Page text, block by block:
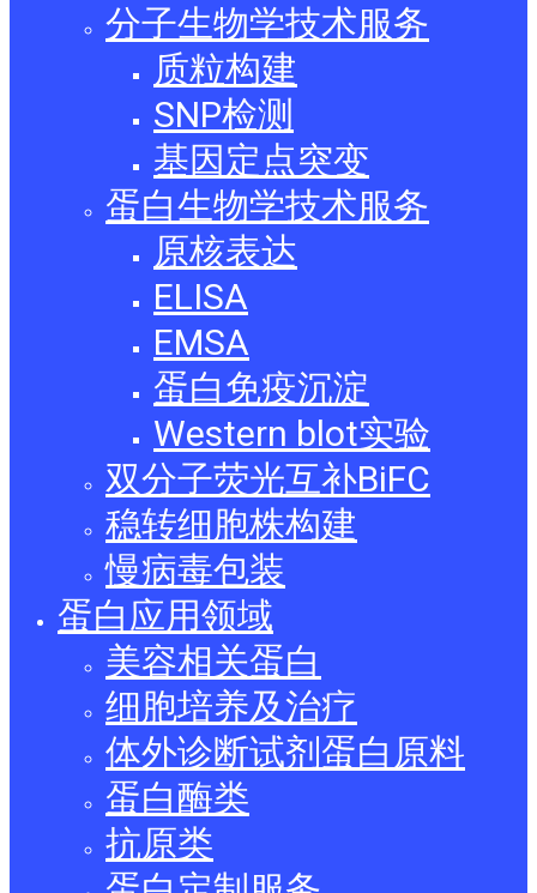
分子生物学技术服务
质粒构建
SNP检测
基因定点突变
蛋白生物学技术服务
原核表达
ELISA
EMSA
蛋白免疫沉淀
Western blot实验
双分子荧光互补BiFC
稳转细胞株构建
慢病毒包装
蛋白应用领域
美容相关蛋白
细胞培养及治疗
体外诊断试剂蛋白原料
蛋白酶类
抗原类